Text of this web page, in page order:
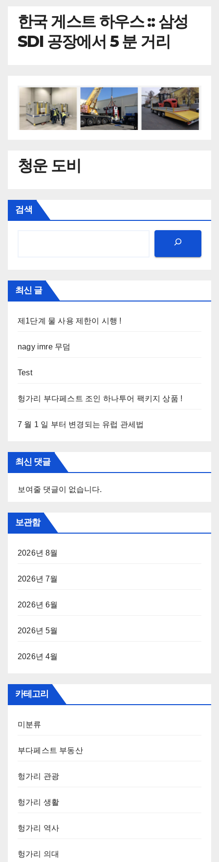
한국 게스트 하우스 :: 삼성
SDI 공장에서 5 분 거리
청운 도비
검색
최신 글
제1단계 물 사용 제한이 시행 !
nagy imre 무덤
Test
헝가리 부다페스트 조인 하나투어 팩키지 상품 !
7 월 1 일 부터 변경되는 유럽 관세법
최신 댓글
보여줄 댓글이 없습니다.
보관함
2026년 8월
2026년 7월
2026년 6월
2026년 5월
2026년 4월
카테고리
미분류
부다페스트 부동산
헝가리 관광
헝가리 생활
헝가리 역사
헝가리 의대